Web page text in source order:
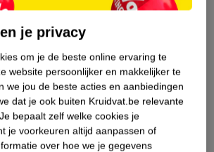
Dit product heeft (nog) geen Nature
Impact Score.
Meer informatie
je privacy
om je de beste online ervaring te
website persoonlijker en makkelijker te
we jou de beste acties en aanbiedingen
dat je ook buiten Kruidvat.be relevante
Je bepaalt zelf welke cookies je
je voorkeuren altijd aanpassen of
over hoe we je gegevens